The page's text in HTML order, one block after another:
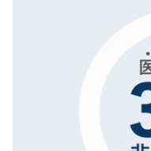
で、機密保持